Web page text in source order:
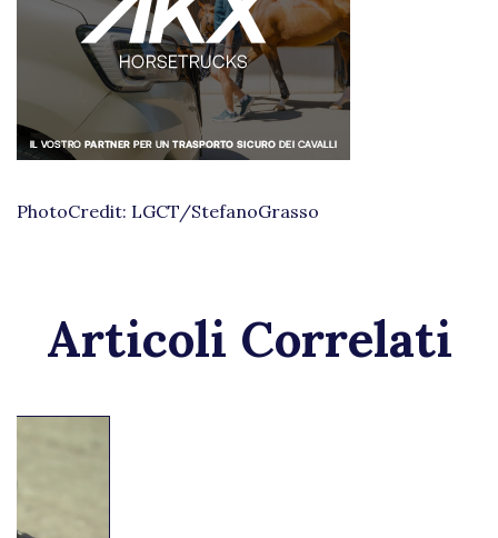
PhotoCredit: LGCT/StefanoGrasso
Articoli Correlati